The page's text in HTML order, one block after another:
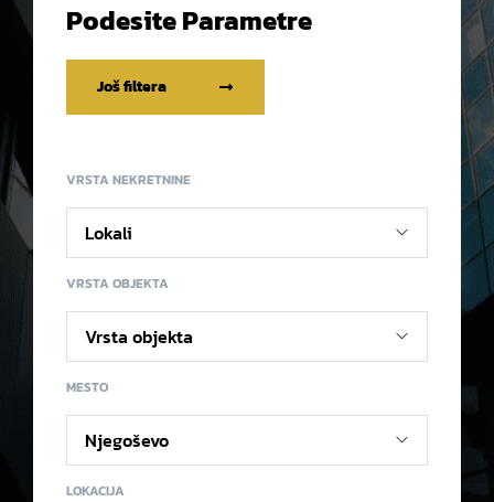
Podesite Parametre
Još filtera
VRSTA NEKRETNINE
VRSTA OBJEKTA
MESTO
LOKACIJA